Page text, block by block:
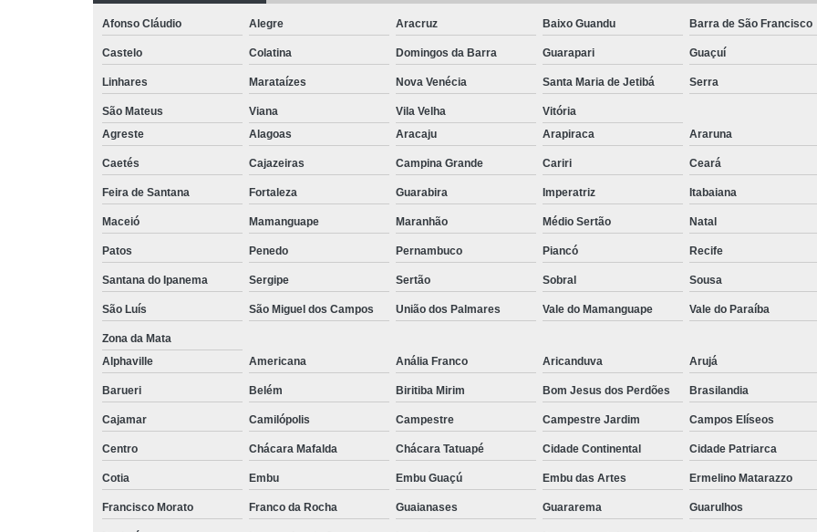
Equipamentos para Laticínios
Queijomatic 1000 Litros
Queijomatic 200 Litros
Queijomatic 5000 Litros
Queijomatic Usada
Filtro de Leite
Filtro Leite Inox
Fracionador de Queijo
Fracionador de Queijo
Fracionador Industrial para Queijo
Fracionador para Queijo Coalho
Fracionador Queijo
Homogeneizador de Leite
Homogeneizador de Leite
Homogeneizador de Suco
Homogeneizador para
Afonso Cláudio Alegre Aracruz Baixo Guandu Barra de São Francisco
Castelo Colatina Domingos da Barra Guarapari Guaçuí
Linhares Marataízes Nova Venécia Santa Maria de Jetibá Serra
São Mateus Viana Vila Velha
Vitória
Agreste
Alagoas Aracaju Arapiraca Araruna
Caetés Cajazeiras Campina Grande Cariri Ceará
Feira de Santana Fortaleza Guarabira Imperatriz Itabaiana
Maceió Mamanguape Maranhão Médio Sertão Natal
Patos Penedo Pernambuco Piancó Recife
Santana do Ipanema Sergipe Sertão Sobral Sousa
São Luís São Miguel dos Campos União dos Palmares Vale do Mamanguape Vale do Paraíba
Zona da Mata
Alphaville
Americana Anália Franco Aricanduva Arujá
Barueri Belém Biritiba Mirim Bom Jesus dos Perdões Brasilandia
Cajamar Camilópolis Campestre Campestre Jardim Campos Elíseos
Centro Chácara Mafalda Chácara Tatuapé Cidade Continental Cidade Patriarca
Cotia Embu Embu Guaçú Embu das Artes Ermelino Matarazzo
Francisco Morato Franco da Rocha Guaianases Guararema Guarulhos